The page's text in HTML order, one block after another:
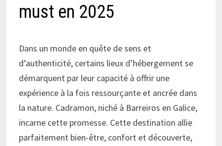
must en 2025
Dans un monde en quête de sens et
d’authenticité, certains lieux d’hébergement se
démarquent par leur capacité à offrir une
expérience à la fois ressourçante et ancrée dans
la nature. Cadramon, niché à Barreiros en Galice,
incarne cette promesse. Cette destination allie
parfaitement bien-être, confort et découverte,